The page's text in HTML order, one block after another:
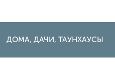
ДОМА, ДАЧИ, ТАУНХАУСЫ